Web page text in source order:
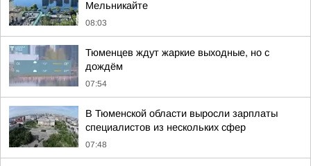
Мельникайте
08:03
Тюменцев ждут жаркие выходные, но с
дождём
07:54
В Тюменской области выросли зарплаты
специалистов из нескольких сфер
07:48